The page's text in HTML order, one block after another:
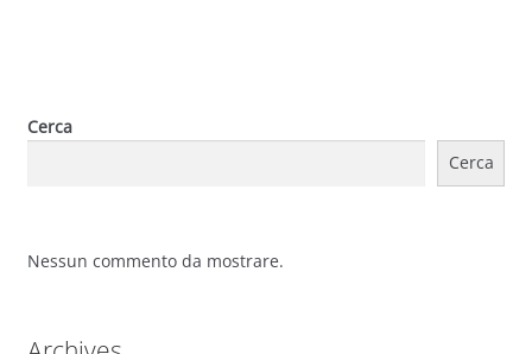
Cerca
Cerca
Nessun commento da mostrare.